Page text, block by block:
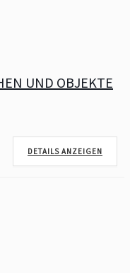
UND OBJEKTE
DETAILS ANZEIGEN